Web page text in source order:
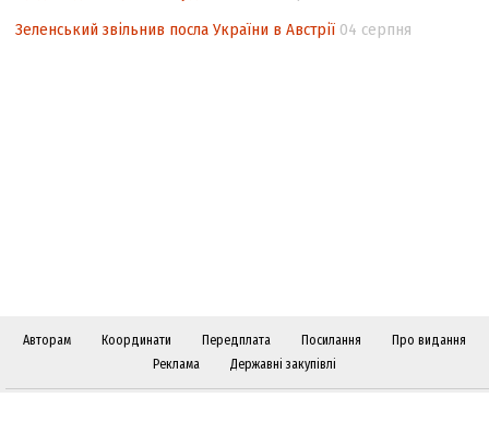
Зеленський звільнив посла України в Австрії 04 серпня
Авторам Координати Передплата Посилання
Про видання
Реклама
Державні закупівлі